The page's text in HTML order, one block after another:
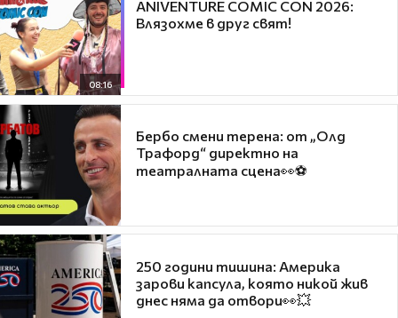
08:16
ANIVENTURE COMIC CON 2026:
Влязохме в друг свят!
Бербо смени терена: от „Олд
Трафорд“ директно на
театралната сцена👀⚽
250 години тишина: Америка
зарови капсула, която никой жив
днес няма да отвори👀💥